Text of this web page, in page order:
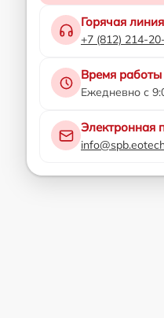
Горячая линия
+7 (812) 214-
Время работы
Ежедневно с
Электронная